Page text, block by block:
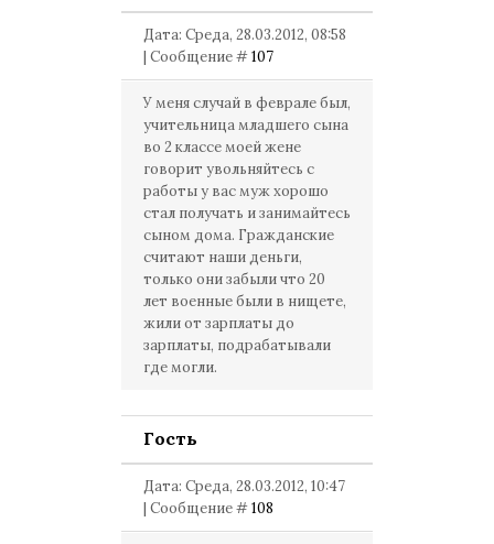
Дата: Среда, 28.03.2012, 08:58
| Сообщение #107
У меня случай в феврале был,
учительница младшего сына
во 2 классе моей жене
говорит увольняйтесь с
работы у вас муж хорошо
стал получать и занимайтесь
сыном дома. Гражданские
считают наши деньги,
только они забыли что 20
лет военные были в нищете,
жили от зарплаты до
зарплаты, подрабатывали
где могли.
Гость
Дата: Среда, 28.03.2012, 10:47
| Сообщение #108